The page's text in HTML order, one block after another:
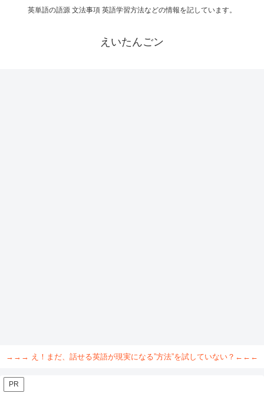
英単語の語源 文法事項 英語学習方法などの情報を記しています。
えいたんごン
→→→ え！まだ、話せる英語が現実になる”方法”を試していない？←←←
PR